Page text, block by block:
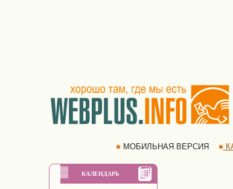
МОБИЛЬНАЯ ВЕРСИЯ
КАЛЕНДАРЬ